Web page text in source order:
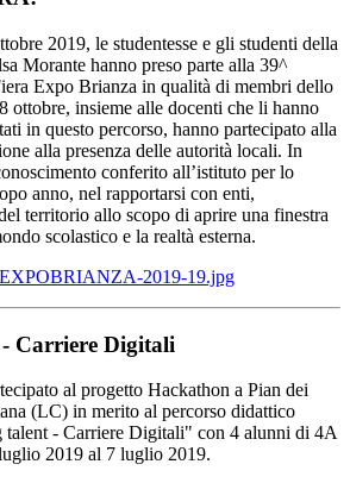
2019, le studentesse e gli studenti della
Morante hanno preso parte alla 39^
Expo Brianza in qualità di membri dello
ottobre, insieme alle docenti che li hanno
in questo percorso, hanno partecipato alla
alla presenza delle autorità locali. In
conferito all’istituto per lo
anno, nel rapportarsi con enti,
territorio allo scopo di aprire una finestra
scolastico e la realtà esterna.
2019-19.jpg
Carriere Digitali
al progetto Hackathon a Pian dei
(LC) in merito al percorso didattico
- Carriere Digitali" con 4 alunni di 4A
2019 al 7 luglio 2019.